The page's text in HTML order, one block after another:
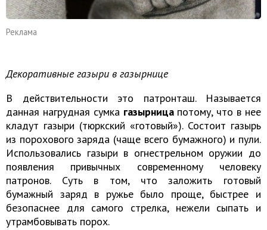
Реклама
Декоративные газыри в газырнице
В действительности это патронташ. Называется
данная нагрудная сумка газырницапотому, что в нее
кладут газыри (тюркский «готовый»). Состоит газырь
из порохового заряда (чаще всего бумажного) и пули.
Использовались газыри в огнестрельном оружии до
появления привычных современному человеку
патронов. Суть в том, что заложить готовый
бумажный заряд в ружье было проще, быстрее и
безопаснее для самого стрелка, нежели сыпать и
утрамбовывать порох.